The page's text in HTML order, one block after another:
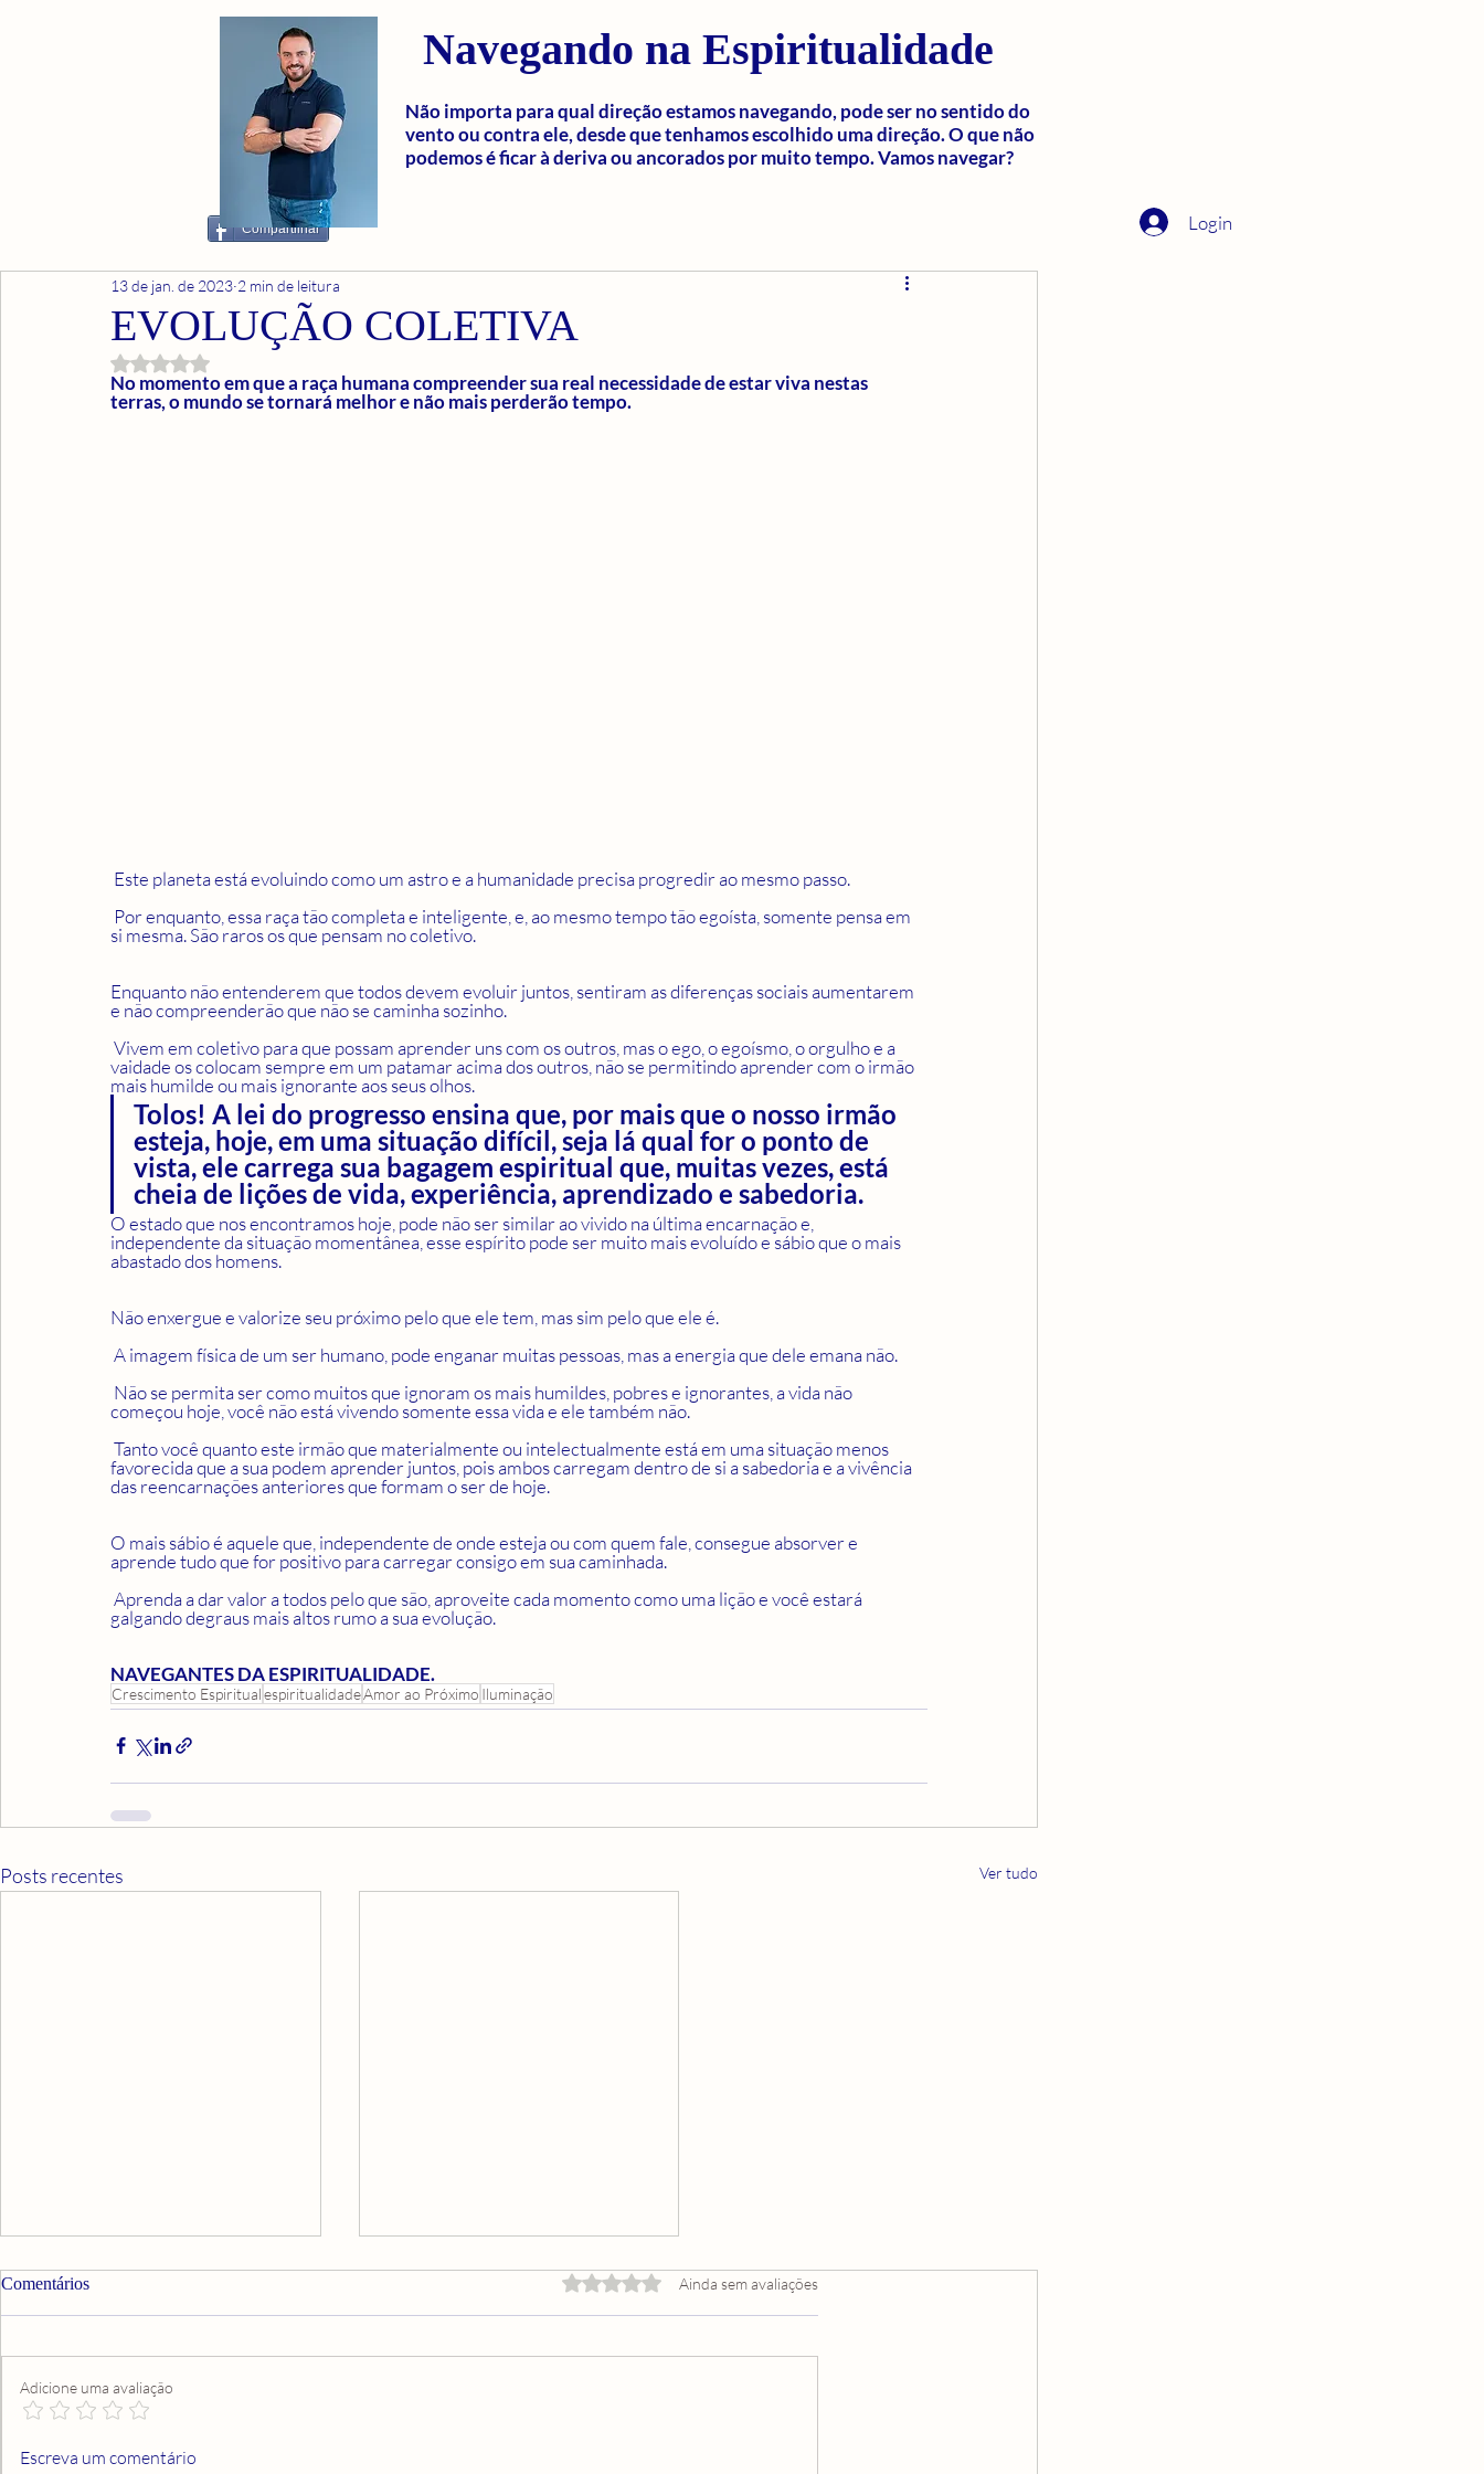
Navegando na Espiritualidade
Não importa para qual direção estamos navegando, pode ser no sentido do
vento ou contra ele, desde que tenhamos escolhido uma direção. O que não
podemos é ficar à deriva ou ancorados por muito tempo. Vamos navegar?
Compartilhar Login
EVOLUÇÃO COLETIVA
13 de jan. de 2023 2 min de leitura
Avaliado com NaN de 5 estrelas.
No momento em que a raça humana compreender sua real necessidade de estar viva nestas
terras, o mundo se tornará melhor e não mais perderão tempo.
Este planeta está evoluindo como um astro e a humanidade precisa progredir ao mesmo passo.
si mesma. São raros os que pensam no coletivo.
Enquanto não entenderem que todos devem evoluir juntos, sentiram as diferenças sociais aumentarem
e não compreenderão que não se caminha sozinho.
vaidade os colocam sempre em um patamar acima dos outros, não se permitindo aprender com o irmão
mais humilde ou mais ignorante aos seus olhos.
Tolos! A lei do progresso ensina que, por mais que o nosso irmão
esteja, hoje, em uma situação difícil, seja lá qual for o ponto de
vista, ele carrega sua bagagem espiritual que, muitas vezes, está
cheia de lições de vida, experiência, aprendizado e sabedoria.
O estado que nos encontramos hoje, pode não ser similar ao vivido na última encarnação e,
independente da situação momentânea, esse espírito pode ser muito mais evoluído e sábio que o mais
abastado dos homens.
Não enxergue e valorize seu próximo pelo que ele tem, mas sim pelo que ele é.
A imagem física de um ser humano, pode enganar muitas pessoas, mas a energia que dele emana não.
começou hoje, você não está vivendo somente essa vida e ele também não.
favorecida que a sua podem aprender juntos, pois ambos carregam dentro de si a sabedoria e a vivência
das reencarnações anteriores que formam o ser de hoje.
O mais sábio é aquele que, independente de onde esteja ou com quem fale, consegue absorver e
aprende tudo que for positivo para carregar consigo em sua caminhada.
galgando degraus mais altos rumo a sua evolução.
NAVEGANTES DA ESPIRITUALIDADE.
Crescimento EspiritualespiritualidadeAmor ao Próximo Iluminação
Posts recentes Ver tudo
DEIXE DE SER UMA
Comentários Avaliado com 0 de 5 estrelas.
Ainda sem avaliações
Adicione uma avaliação
Escreva um comentário